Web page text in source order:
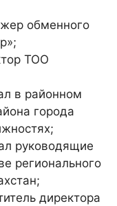
обменного
ТОО
в районном
города
руководящие
регионального
директора